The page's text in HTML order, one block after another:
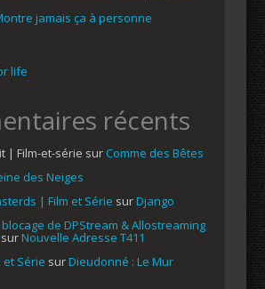
jamais ça à personne
life
récents
| Film-et-série sur Comme des Bêtes
des Neiges
| Film et Série surDjango
de DPStream & Allostreaming
surNouvelle Adresse T411
et Série surDieudonné : Le Mur